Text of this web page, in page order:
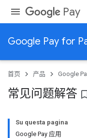
Pay
Google Pay for
首页 产品 Google
常见问题解答
Su questa pagina
Google Pay 应用